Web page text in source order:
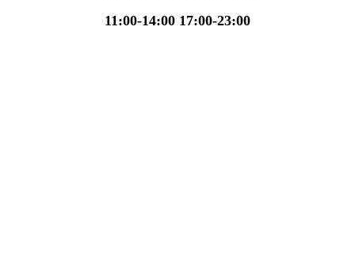
11:00-14:00 17:00-23:00